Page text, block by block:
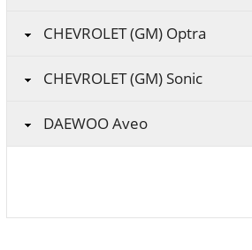
CHEVROLET (GM) Optra
CHEVROLET (GM) Sonic
DAEWOO Aveo